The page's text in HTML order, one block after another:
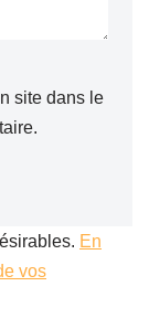
site dans le
En
vos